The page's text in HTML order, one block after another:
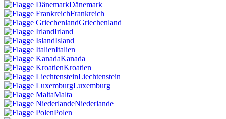
Dänemark
Frankreich
Griechenland
Irland
Island
Italien
Kanada
Kroatien
Liechtenstein
Luxemburg
Malta
Niederlande
Polen